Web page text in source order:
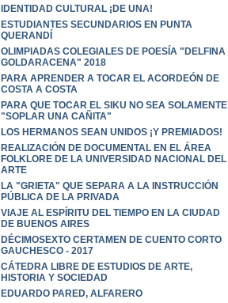
IDENTIDAD CULTURAL ¡DE UNA!
ESTUDIANTES SECUNDARIOS EN PUNTA
QUERANDÍ
OLIMPIADAS COLEGIALES DE POESÍA "DELFINA
GOLDARACENA" 2018
PARA APRENDER A TOCAR EL ACORDEÓN DE
COSTA A COSTA
PARA QUE TOCAR EL SIKU NO SEA SOLAMENTE
"SOPLAR UNA CAÑITA"
LOS HERMANOS SEAN UNIDOS ¡Y PREMIADOS!
REALIZACIÓN DE DOCUMENTAL EN EL ÁREA
FOLKLORE DE LA UNIVERSIDAD NACIONAL DEL
ARTE
LA "GRIETA" QUE SEPARA A LA INSTRUCCIÓN
PÚBLICA DE LA PRIVADA
VIAJE AL ESPÍRITU DEL TIEMPO EN LA CIUDAD
DE BUENOS AIRES
DÉCIMOSEXTO CERTAMEN DE CUENTO CORTO
GAUCHESCO - 2017
CÁTEDRA LIBRE DE ESTUDIOS DE ARTE,
HISTORIA Y SOCIEDAD
EDUARDO PARED, ALFARERO